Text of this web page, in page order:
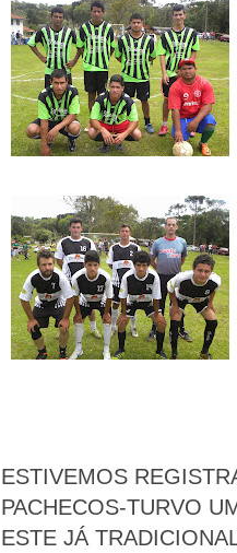
ESTIVEMOS
PACHECOS-TURVO
ESTE JÁ